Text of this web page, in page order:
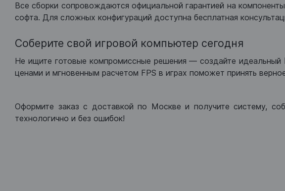
Все сборки сопровождаются официальной гарантией на
софта. Для сложных конфигураций доступна бесплатная
Соберите свой игровой компьютер сегодня
Не ищите готовые компромиссные решения — создайте идеальный
ценами и мгновенным расчетом FPS в играх поможет принять
Оформите заказ с доставкой по Москве и получите систему,
технологично и без ошибок!